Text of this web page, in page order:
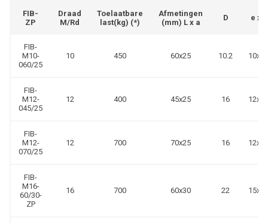
FIB-
ZP
Draad
M/Rd
Toelaatbare
last(kg) (*)
Afmetingen
(mm) L x a
D e x f
FIB-
M10-
060/25
10 450 60x25 10.2 10x23
FIB-
M12-
045/25
12 400 45x25 16 12x23
FIB-
M12-
070/25
12 700 70x25 16 12x23
FIB-
M16-
60/30-
ZP
16 700 60x30 22 15x28